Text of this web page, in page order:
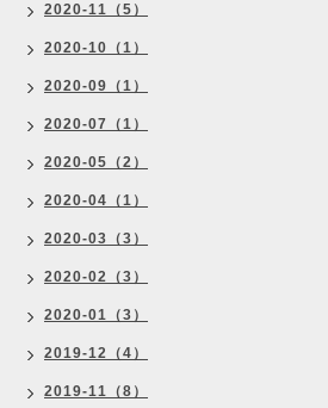
2020-11（5）
2020-10（1）
2020-09（1）
2020-07（1）
2020-05（2）
2020-04（1）
2020-03（3）
2020-02（3）
2020-01（3）
2019-12（4）
2019-11（8）